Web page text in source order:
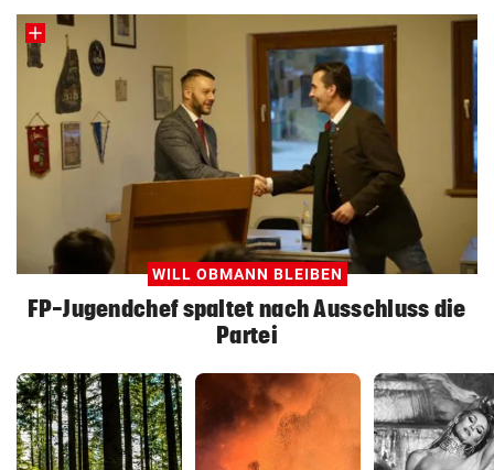
WILL OBMANN BLEIBEN
FP-Jugendchef spaltet nach Ausschluss die
Partei